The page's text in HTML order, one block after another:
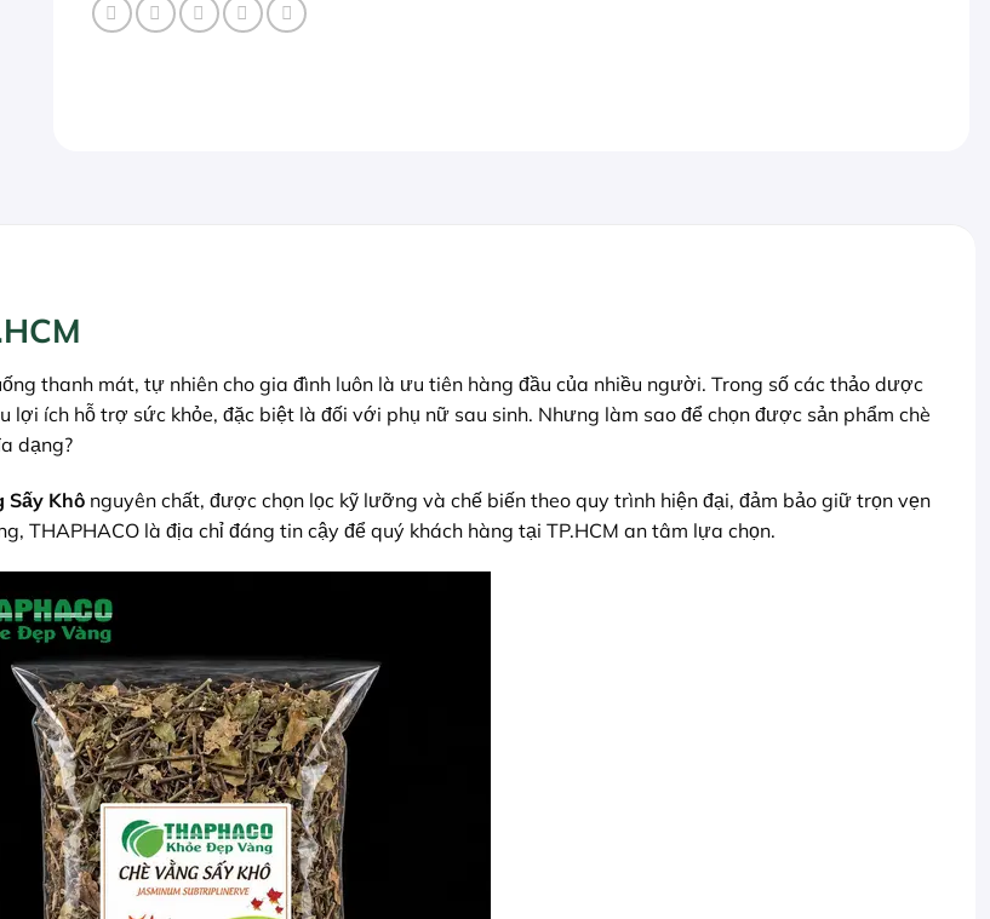
thanh mát, tự nhiên cho gia đình luôn là ưu tiên hàng đầu của nhiều người. Trong số các thảo dược
ích hỗ trợ sức khỏe, đặc biệt là đối với phụ nữ sau sinh. Nhưng làm sao để chọn được sản phẩm chè
dạng?
Sấy Khô nguyên chất, được chọn lọc kỹ lưỡng và chế biến theo quy trình hiện đại, đảm bảo giữ trọn vẹn
THAPHACO là địa chỉ đáng tin cậy để quý khách hàng tại TP.HCM an tâm lựa chọn.